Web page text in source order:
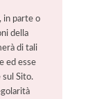
in parte o
della
di tali
ed esse
sul Sito.